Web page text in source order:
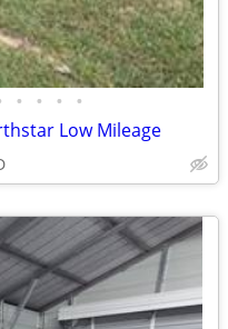
• • • •
Low Mileage